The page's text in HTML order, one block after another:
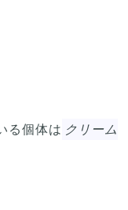
る個体は クリーム